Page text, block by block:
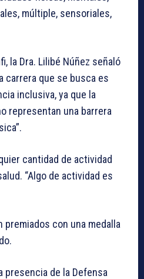
múltiple, sensoriales,
la Dra. Lilibé Núñez señaló
carrera que se busca es
inclusiva, ya que la
representan una barrera
cantidad de actividad
“Algo de actividad es
con una medalla
presencia de la Defensa